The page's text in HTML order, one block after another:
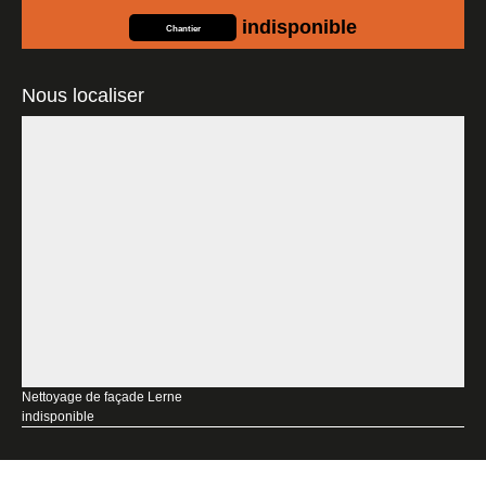
Chantier indisponible
Nous localiser
Nettoyage de façade Lerne
indisponible